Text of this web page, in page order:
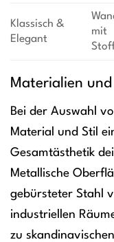
Klassisch &
Elegant
mit
Materialien
Bei der Auswahl
Material und Stil
Gesamtästhetik
Metallische
gebürsteter Stahl
industriellen
zu